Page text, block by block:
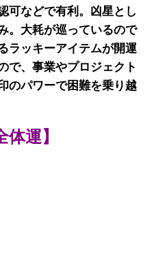
可などで有利。凶星とし
。大耗が巡っているので
ラッキーアイテムが開運
で、事業やプロジェクト
のパワーで困難を乗り越
運】